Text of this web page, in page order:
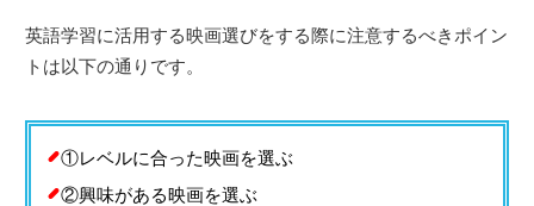
英語学習に活用する映画選びをする際に注意するべきポイン
トは以下の通りです。
①レベルに合った映画を選ぶ
②興味がある映画を選ぶ